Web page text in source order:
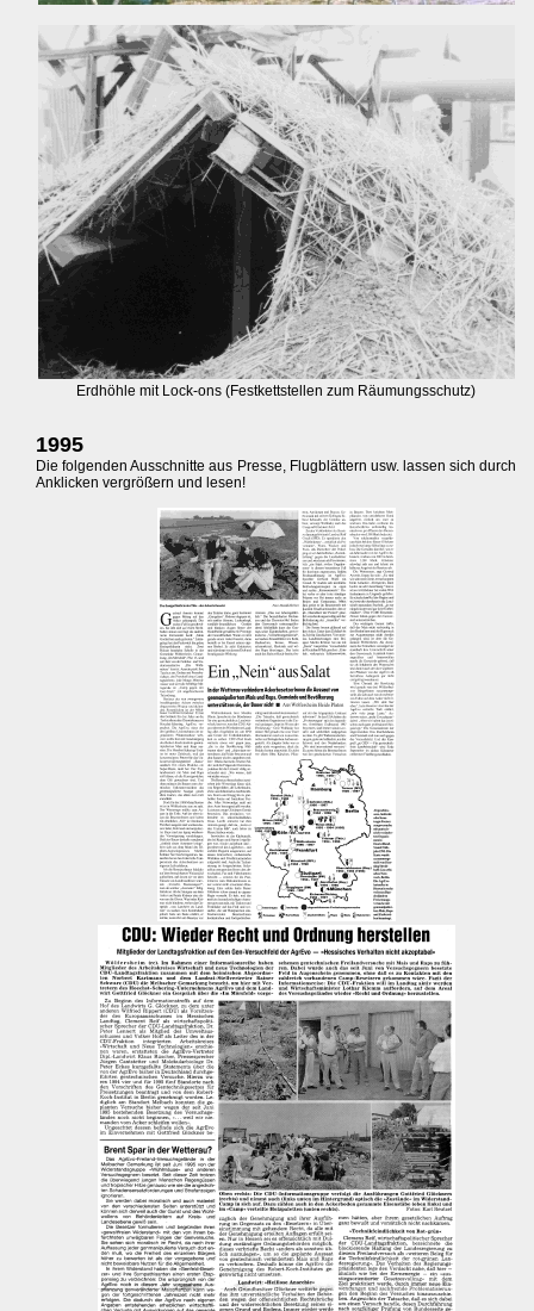
Erdhöhle mit Lock-ons (Festkettstellen zum Räumungsschutz)
1995
Die folgenden Ausschnitte aus Presse, Flugblättern usw. lassen sich durch
Anklicken vergrößern und lesen!